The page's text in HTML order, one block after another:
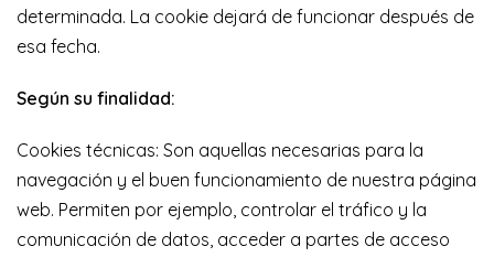
determinada. La cookie dejará de funcionar después de
esa fecha.
Según su finalidad:
Cookies técnicas: Son aquellas necesarias para la
navegación y el buen funcionamiento de nuestra página
web. Permiten por ejemplo, controlar el tráfico y la
comunicación de datos, acceder a partes de acceso